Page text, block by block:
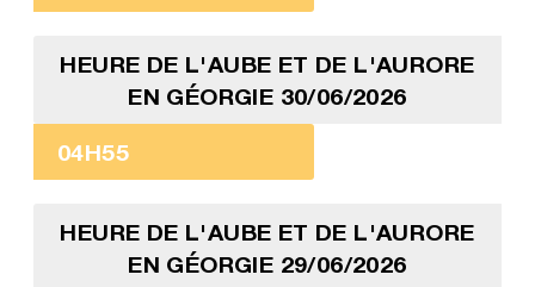
HEURE DE L'AUBE ET DE L'AURORE
EN GÉORGIE 30/06/2026
04H55
HEURE DE L'AUBE ET DE L'AURORE
EN GÉORGIE 29/06/2026